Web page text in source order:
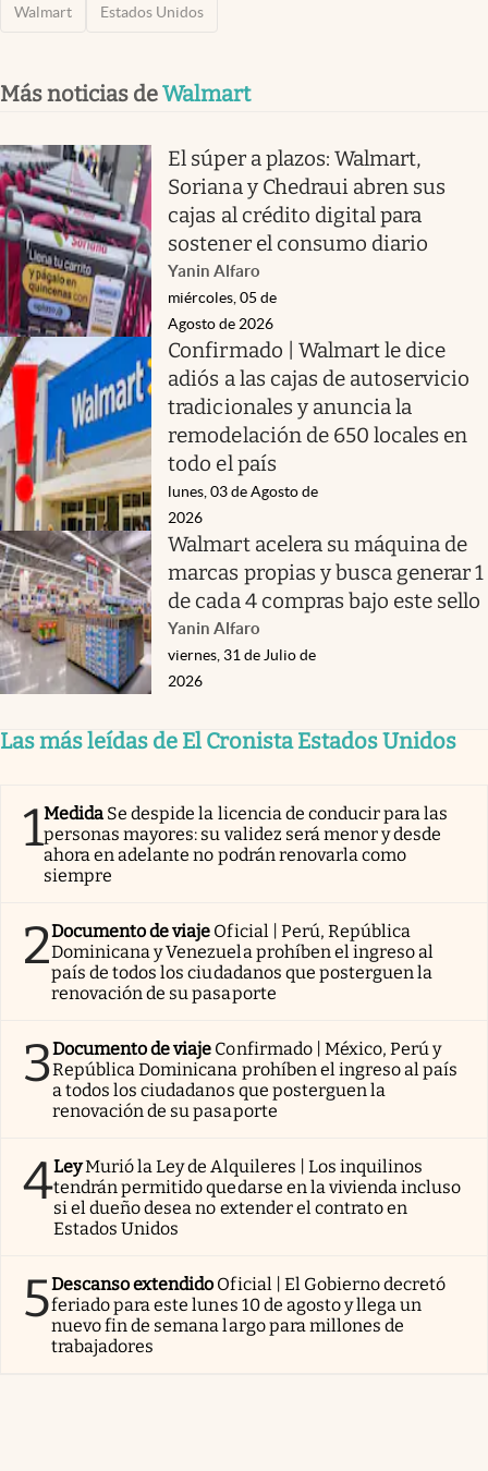
Walmart Estados Unidos
Más noticias deWalmart
El súper a plazos: Walmart,
Soriana y Chedraui abren sus
cajas al crédito digital para
sostener el consumo diario
Yanin Alfaro
miércoles, 05 de
Agosto de 2026
Confirmado | Walmart le dice
adiós a las cajas de autoservicio
tradicionales y anuncia la
remodelación de 650 locales en
todo el país
lunes, 03 de Agosto de
2026
Walmart acelera su máquina de
marcas propias y busca generar 1
de cada 4 compras bajo este sello
Yanin Alfaro
viernes, 31 de Julio de
2026
Las más leídas de El Cronista Estados Unidos
1Medida Se despide la licencia de conducir para las
personas mayores: su validez será menor y desde
ahora en adelante no podrán renovarla como
siempre
2Documento de viaje Oficial | Perú, República
Dominicana y Venezuela prohíben el ingreso al
país de todos los ciudadanos que posterguen la
renovación de su pasaporte
3Documento de viaje Confirmado | México, Perú y
República Dominicana prohíben el ingreso al país
a todos los ciudadanos que posterguen la
renovación de su pasaporte
4LeyMurió la Ley de Alquileres | Los inquilinos
tendrán permitido quedarse en la vivienda incluso
si el dueño desea no extender el contrato en
Estados Unidos
5Descanso extendido Oficial | El Gobierno decretó
feriado para este lunes 10 de agosto y llega un
nuevo fin de semana largo para millones de
trabajadores